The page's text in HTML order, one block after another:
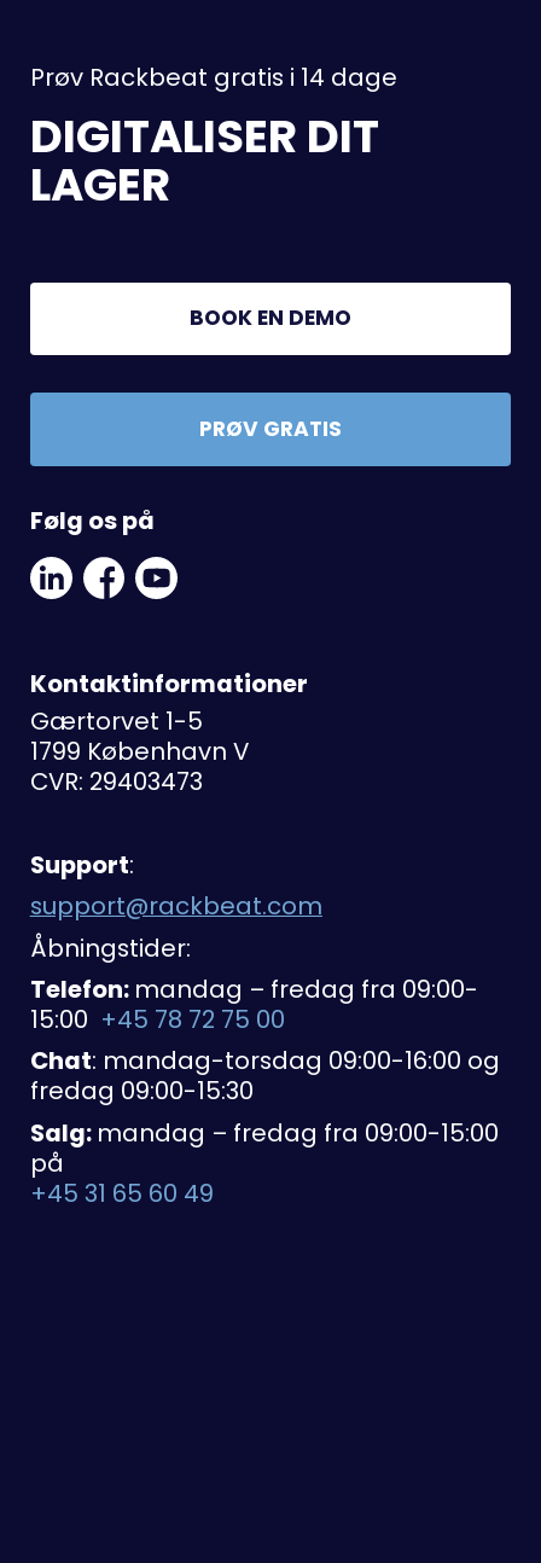
Prøv Rackbeat gratis i 14 dage
DIGITALISER DIT
LAGER
BOOK EN DEMO
PRØV GRATIS
Følg os på
Linkedin
Social
Link
Facebook
Social
Link
Youtube
Link
Kontaktinformationer
Gærtorvet 1-5
1799 København V
CVR: 29403473
Support:
support@rackbeat.com
Åbningstider:
Telefon: mandag – fredag fra 09:00-
15:00 +45 78 72 75 00
Chat: mandag-torsdag 09:00-16:00 og
fredag 09:00-15:30
Salg: mandag – fredag fra 09:00-15:00
på
+45 31 65 60 49